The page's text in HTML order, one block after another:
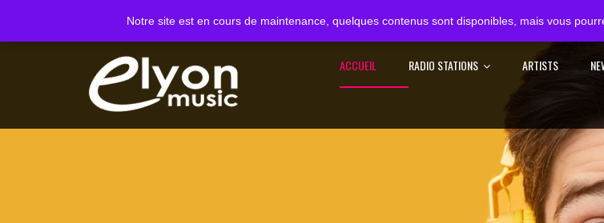
Notre site est en cours de maintenance, quelques contenus sont disponibles, mais vous
ACCUEIL RADIO STATIONS ARTISTS